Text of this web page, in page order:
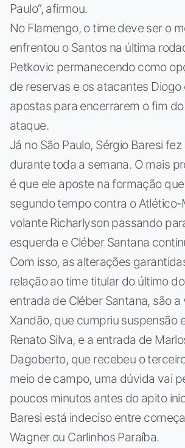
Paulo”, afirmou.
No Flamengo, o time deve ser o
enfrentou o Santos na última
Petkovic permanecendo como
de reservas e os atacantes Diogo
apostas para encerrarem o fim
ataque.
Já no São Paulo, Sérgio Baresi
durante toda a semana. O mais
é que ele aposte na formação
segundo tempo contra o Atlético-
volante Richarlyson passando
esquerda e Cléber Santana
Com isso, as alterações
relação ao time titular do último
entrada de Cléber Santana, são a
Xandão, que cumpriu suspensão
Renato Silva, e a entrada de
Dagoberto, que recebeu o
meio de campo, uma dúvida vai
poucos minutos antes do apito
Baresi está indeciso entre
Wagner ou Carlinhos Paraíba.